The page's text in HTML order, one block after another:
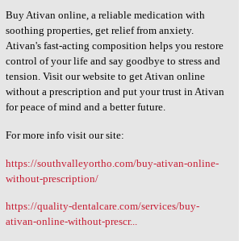
Ativan online, a reliable
Buy Ativan online, a reliable medication with
soothing properties, get relief from anxiety.
Ativan's fast-acting composition helps you restore
control of your life and say goodbye to stress and
tension. Visit our website to get Ativan online
without a prescription and put your trust in Ativan
for peace of mind and a better future.
For more info visit our site:
https://southvalleyortho.com/buy-ativan-online-
without-prescription/
https://quality-dentalcare.com/services/buy-
ativan-online-without-prescr...